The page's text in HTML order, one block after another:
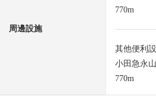
周邊設施
770m
其他便利
小田急永
770m